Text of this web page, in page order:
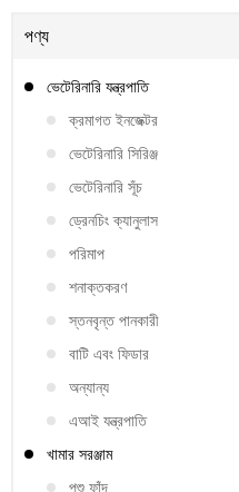
পণ্য
ভেটেরিনারি যন্ত্রপাতি
ক্রমাগত ইনজেক্টর
ভেটেরিনারি সিরিঞ্জ
ভেটেরিনারি সূঁচ
ড্রেনচিং ক্যানুলাস
পরিমাপ
শনাক্তকরণ
স্তনবৃন্ত পানকারী
বাটি এবং ফিডার
অন্যান্য
এআই যন্ত্রপাতি
খামার সরঞ্জাম
পশু ফাঁদ